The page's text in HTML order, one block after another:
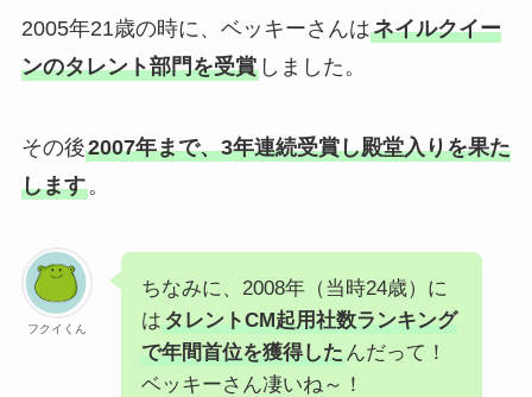
2005年21歳の時に、ベッキーさんはネイルクイー
ンのタレント部門を受賞しました。
その後2007年まで、3年連続受賞し殿堂入りを果た
します。
フクイくん
ちなみに、2008年（当時24歳）に
は タレントCM起用社数ランキング
で年間首位を獲得した んだって！
ベッキーさん凄いね～！